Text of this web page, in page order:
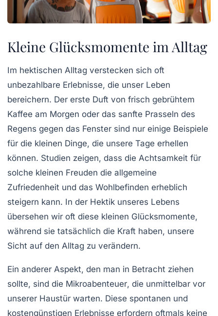
Kleine Glücksmomente im Alltag
Im hektischen Alltag verstecken sich oft
unbezahlbare Erlebnisse, die unser Leben
bereichern. Der erste Duft von frisch gebrühtem
Kaffee am Morgen oder das sanfte Prasseln des
Regens gegen das Fenster sind nur einige Beispiele
für die kleinen Dinge, die unsere Tage erhellen
können. Studien zeigen, dass die Achtsamkeit für
solche kleinen Freuden die allgemeine
Zufriedenheit und das Wohlbefinden erheblich
steigern kann. In der Hektik unseres Lebens
übersehen wir oft diese kleinen Glücksmomente,
während sie tatsächlich die Kraft haben, unsere
Sicht auf den Alltag zu verändern.
Ein anderer Aspekt, den man in Betracht ziehen
sollte, sind die Mikroabenteuer, die unmittelbar vor
unserer Haustür warten. Diese spontanen und
kostengünstigen Erlebnisse erfordern oftmals keine